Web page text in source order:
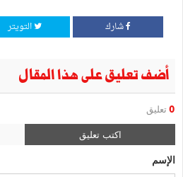
شارك التويتر
أضف تعليق على هذا المقال
0 تعليق
اكتب تعليق
الإسم